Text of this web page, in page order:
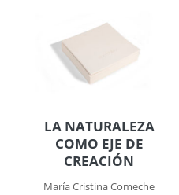
LA NATURALEZA
COMO EJE DE
CREACIÓN
María Cristina Comeche